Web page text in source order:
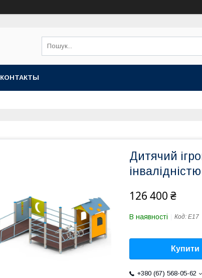
КОНТАКТЫ
Дитячий
126 400 ₴
В наявності Код: E17
Купити
+380 (67) 568-05-62